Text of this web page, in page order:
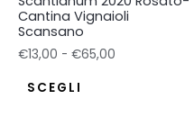
Cantina Vignaioli
Scansano
€13,00 - €65,00
SCEGLI